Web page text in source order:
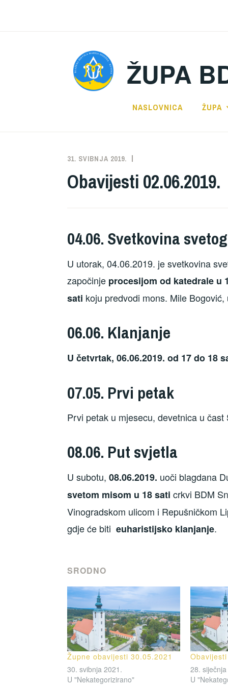
ŽUPA
NASLOVNICA ŽUPA
31. SVIBNJA 2019.
Obavijesti 02.06.2019.
04.06. Svetkovina
U utorak, 04.06.2019. je svetkovina
započinje procesijom od katedrale u
sati koju predvodi mons. Mile
06.06. Klanjanje
U četvrtak, 06.06.2019. od 17 do 18
07.05. Prvi petak
Prvi petak u mjesecu, devetnica u
08.06. Put svjetla
U subotu, 08.06.2019. uoči blagdana
svetom misom u 18 sati crkvi BDM
Vinogradskom ulicom i Repušničkom
gdje će biti euharistijsko klanjanje.
SRODNO
Župne obavijesti 30.05.2021
30. svibnja 2021.
U "Nekategorizirano"
28.
U